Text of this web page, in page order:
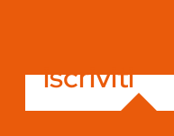
iscriviti